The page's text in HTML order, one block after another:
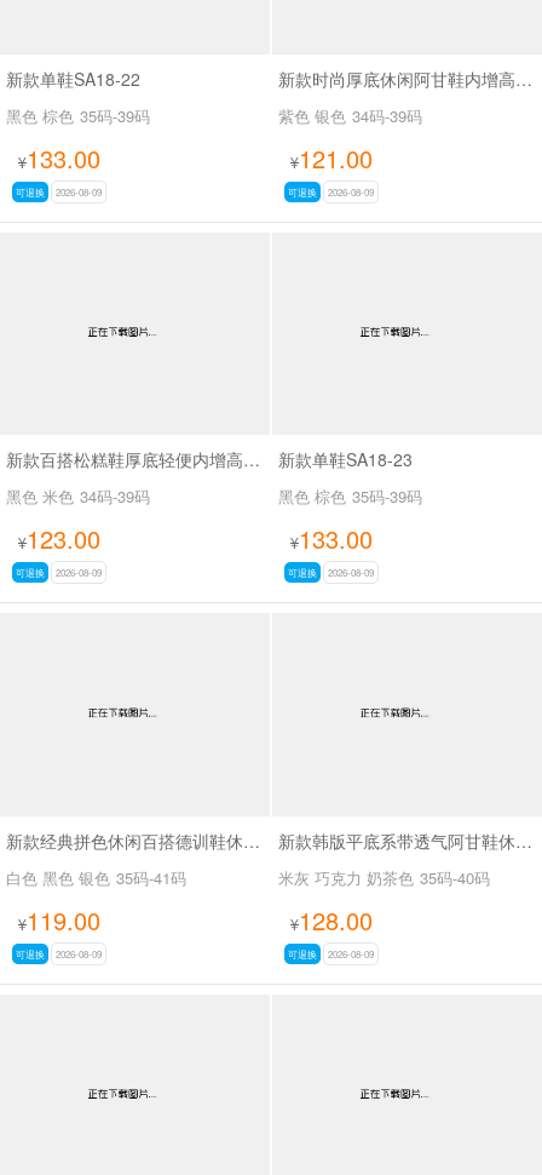
新款单鞋SA18-22
黑色 棕色 35码-39码
¥133.00
可退换 2026-08-09
新款时尚厚底休闲阿甘鞋内增高休闲鞋 SA2165
紫色 银色 34码-39码
¥121.00
可退换 2026-08-09
新款百搭松糕鞋厚底轻便内增高休闲鞋SA2168
黑色 米色 34码-39码
¥123.00
可退换 2026-08-09
新款单鞋SA18-23
黑色 棕色 35码-39码
¥133.00
可退换 2026-08-09
新款经典拼色休闲百搭德训鞋休闲鞋SA6090
白色 黑色 银色 35码-41码
¥119.00
可退换 2026-08-09
新款韩版平底系带透气阿甘鞋休闲小白鞋SA058-9
米灰 巧克力 奶茶色 35码-40码
¥128.00
可退换 2026-08-09